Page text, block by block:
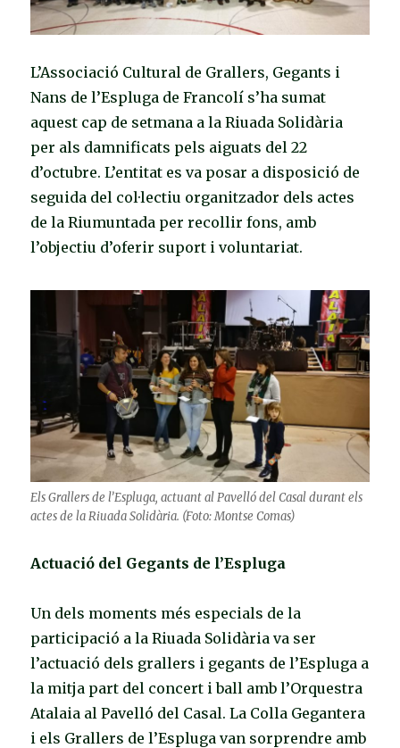
L’Associació Cultural de Grallers, Gegants i
Nans de l’Espluga de Francolí s’ha sumat
aquest cap de setmana a la Riuada Solidària
per als damnificats pels aiguats del 22
d’octubre. L’entitat es va posar a disposició de
seguida del col·lectiu organitzador dels actes
de la Riumuntada per recollir fons, amb
l’objectiu d’oferir suport i voluntariat.
Els Grallers de l’Espluga, actuant al Pavelló del Casal durant els
actes de la Riuada Solidària. (Foto: Montse Comas)
Actuació del Gegants de l’Espluga
Un dels moments més especials de la
participació a la Riuada Solidària va ser
l’actuació dels grallers i gegants de l’Espluga a
la mitja part del concert i ball amb l’Orquestra
Atalaia al Pavelló del Casal. La Colla Gegantera
i els Grallers de l’Espluga van sorprendre amb